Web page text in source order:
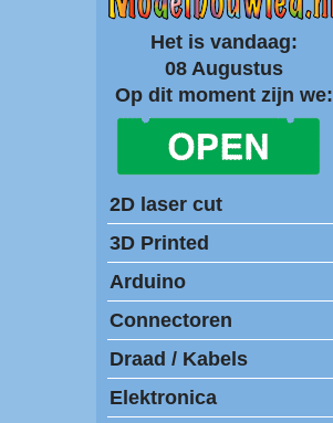
Het is vandaag:
08 Augustus
Op dit moment zijn we:
2D laser cut
3D Printed
Arduino
Connectoren
Draad / Kabels
Elektronica